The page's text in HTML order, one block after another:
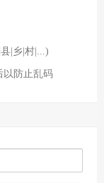
|乡|村|...)
以防止乱码